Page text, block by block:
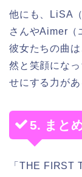
他にも、LiSA
さんやAimer（
彼女たちの曲
然と笑顔にな
せにする力があ
5. まと
「THE FIRST